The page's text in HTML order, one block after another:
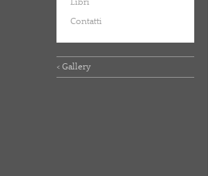
Libri
Contatti
< Gallery